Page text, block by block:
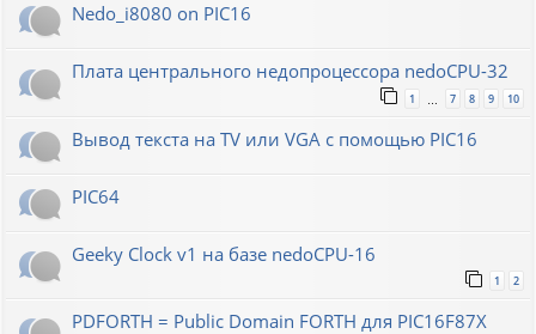
Nedo_i8080 on PIC16
Плата центрального недопроцессора nedoCPU-32
1 7 8 9 10
Вывод текста на TV или VGA с помощью PIC16
PIC64
Geeky Clock v1 на базе nedoCPU-16
1 2
PDFORTH = Public Domain FORTH для PIC16F87X